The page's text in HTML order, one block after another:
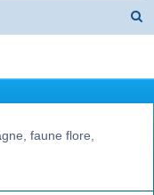
faune flore,